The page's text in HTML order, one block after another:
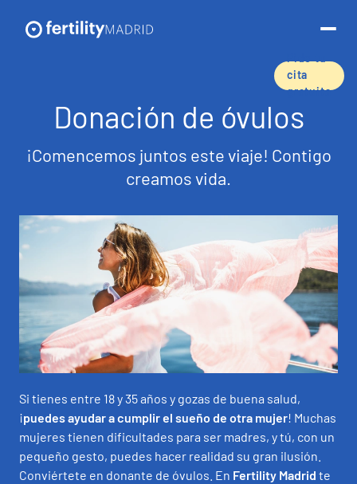
Sobre nosotros
Tratamientos y servicios
Preservación de la fertilidad
Donación de óvulos
Tasas de éxito
Lista de precios
cita
gratuita
Donación de óvulos
¡Comencemos juntos este viaje! Contigo
creamos vida.
Si tienes entre 18 y 35 años y gozas de buena salud,
¡puedes ayudar a cumplir el sueño de otra mujer! Muchas
mujeres tienen dificultades para ser madres, y tú, con un
pequeño gesto, puedes hacer realidad su gran ilusión.
Conviértete en donante de óvulos. En Fertility Madrid te